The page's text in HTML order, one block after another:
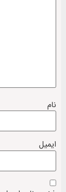
نام
ایمیل